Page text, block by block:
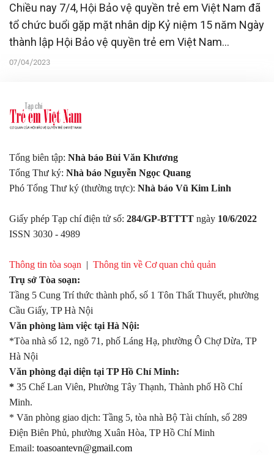
Chiều nay 7/4, Hội Bảo vệ quyền trẻ em Việt Nam đã
tổ chức buổi gặp mặt nhân dịp Kỷ niệm 15 năm Ngày
thành lập Hội Bảo vệ quyền trẻ em Việt Nam
(8/4/2008 - 8/4/2023) tại Hà Nội.
07/04/2023
Tổng biên tập: Nhà báo Bùi Văn Khương
Tổng Thư ký: Nhà báo Nguyễn Ngọc Quang
Phó Tổng Thư ký (thường trực): Nhà báo Vũ Kim Linh
Giấy phép Tạp chí điện tử số: 284/GP-BTTTT ngày 10/6/2022
ISSN 3030 - 4989
Thông tin tòa soạn | Thông tin về Cơ quan chủ quản
Trụ sở Tòa soạn:
Tầng 5 Cung Trí thức thành phố, số 1 Tôn Thất Thuyết, phường
Cầu Giấy, TP Hà Nội
Văn phòng làm việc tại Hà Nội:
*Tòa nhà số 12, ngõ 71, phố Láng Hạ, phường Ô Chợ Dừa, TP
Hà Nội
Văn phòng đại diện tại TP Hồ Chí Minh:
* 35 Chế Lan Viên, Phường Tây Thạnh, Thành phố Hồ Chí
Minh.
* Văn phòng giao dịch: Tầng 5, tòa nhà Bộ Tài chính, số 289
Điện Biên Phủ, phường Xuân Hòa, TP Hồ Chí Minh
Email: toasoantevn@gmail.com